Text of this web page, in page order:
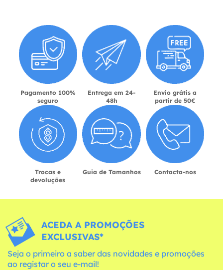
Pagamento 100%
seguro
Entrega em 24-
48h
Envio grátis a
partir de 50€
Trocas e
devoluções
Guia de Tamanhos Contacta-nos
ACEDA A PROMOÇÕES
EXCLUSIVAS*
Seja o primeiro a saber das novidades e promoções
ao registar o seu e-mail!